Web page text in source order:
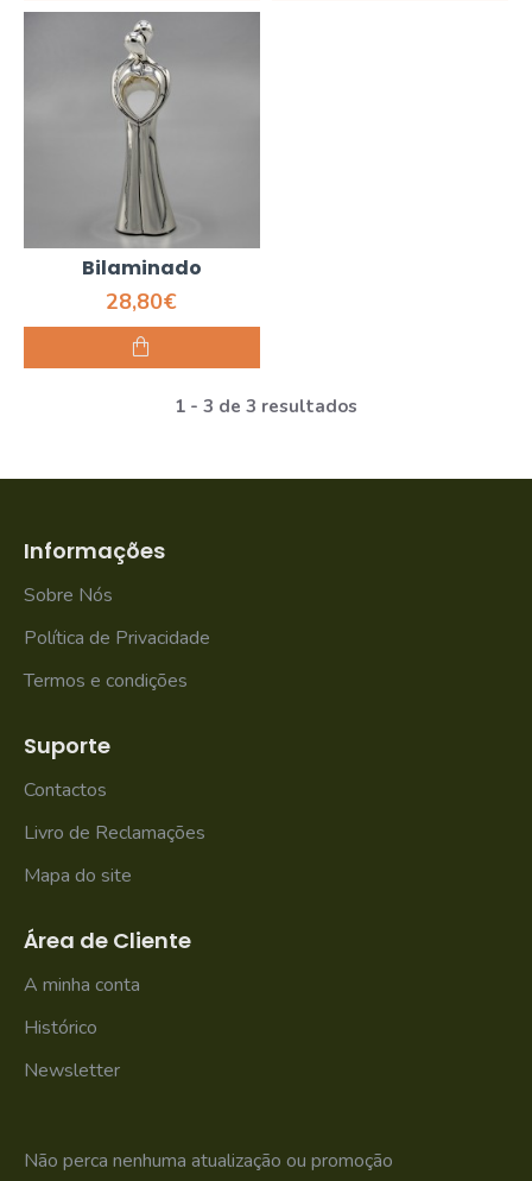
Bilaminado
28,80€
1 - 3 de 3 resultados
Informações
Sobre Nós
Política de Privacidade
Termos e condições
Suporte
Contactos
Livro de Reclamações
Mapa do site
Área de Cliente
A minha conta
Histórico
Newsletter
Não perca nenhuma atualização ou promoção